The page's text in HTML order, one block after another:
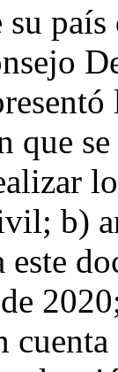
que
b)
este